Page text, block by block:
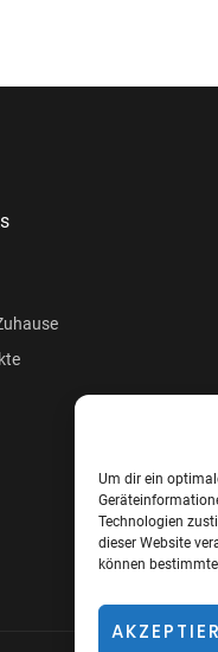
Um dir ein
Technologien
dieser Website
können